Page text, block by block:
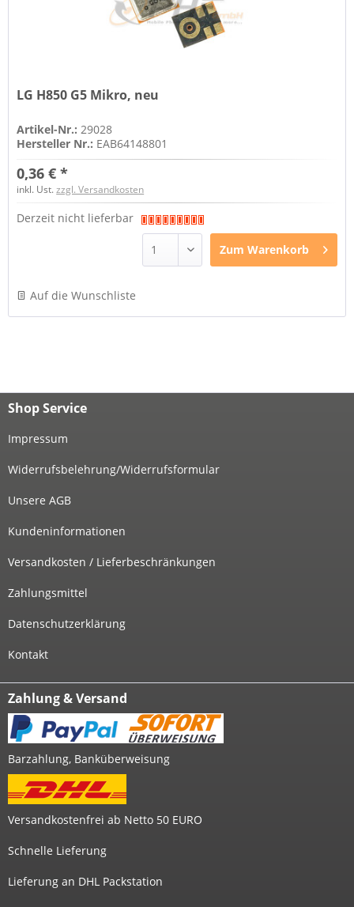
LG H850 G5 Mikro, neu
Artikel-Nr.:29028
Hersteller Nr.: EAB64148801
0,36 € *
inkl. Ust.zzgl. Versandkosten
Derzeit nicht lieferbar
Zum Warenkorb
Auf die Wunschliste
Shop Service
Impressum
Widerrufsbelehrung/Widerrufsformular
Unsere AGB
Kundeninformationen
Versandkosten / Lieferbeschränkungen
Zahlungsmittel
Datenschutzerklärung
Kontakt
Zahlung & Versand
Barzahlung, Banküberweisung
Versandkostenfrei ab Netto 50 EURO
Schnelle Lieferung
Lieferung an DHL Packstation